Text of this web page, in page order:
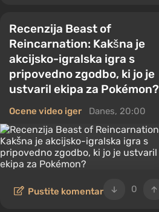
Recenzija Beast of
Reincarnation: Kakšna je
akcijsko-igralska igra s
pripovedno zgodbo, ki jo je
ustvaril ekipa za Pokémon?
Ocene video iger Danes, 20:00
0
Pustite komentar